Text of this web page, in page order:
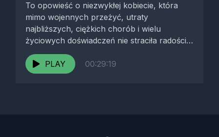
To opowieść o niezwykłej kobiecie, która
mimo wojennych przeżyć, utraty
najbliższych, ciężkich chorób i wielu
życiowych doświadczeń nie straciła radości
życia. Wiktoria Pawlak wspomina...
PLAY
00:29:19